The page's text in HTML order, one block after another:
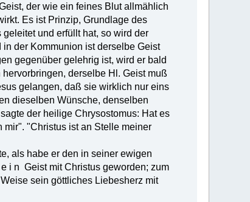
der wie ein feines Blut allmählich
Es ist Prinzip, Grundlage des
und erfüllt hat, so wird der
der Kommunion ist derselbe Geist
gegenüber gelehrig ist, wird er bald
derselbe Hl. Geist muß
gelangen, daß sie wirklich nur eins
dieselben Wünsche, denselben
der heilige Chrysostomus: Hat es
"Christus ist an Stelle meiner
als habe er den in seiner ewigen
i n Geist mit Christus geworden; zum
sein göttliches Liebesherz mit